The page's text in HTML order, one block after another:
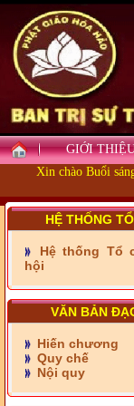
GIỚI
Xin chào Buổi
HỆ THỐNG
Hệ thống Tổ
hội
VĂN BẢN
Hiến chương
Quy chế
Nội quy
- Những tấm
nguyện vùng biên
- BAN TRỊ SỰ
PHƯỚC TỈNH
TIẾP SỨC ĐẾN
- Xã Châu Phú
thành cầu Kênh 7
kênh Quốc Gia